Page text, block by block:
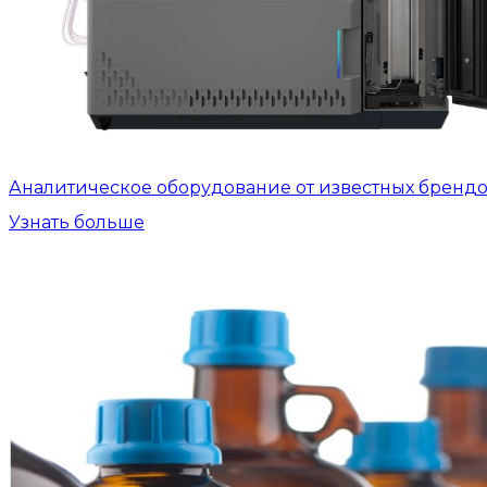
Аналитическое оборудование от известных
Узнать больше